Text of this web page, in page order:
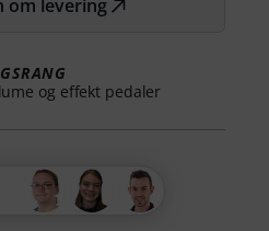
om levering
og effekt pedaler